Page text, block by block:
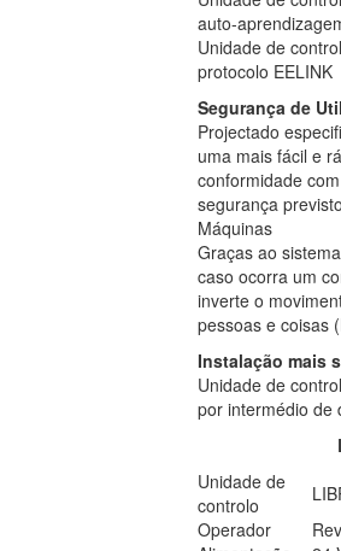
auto-
Unidade de
protocolo EELINK
Segurança de
Projectado
uma mais fácil e
conformidade
segurança
Máquinas
Graças ao
caso ocorra um
inverte o
pessoas e coisas
Instalação mais
Unidade de
por intermédio de
Unidade de
controlo
Operador